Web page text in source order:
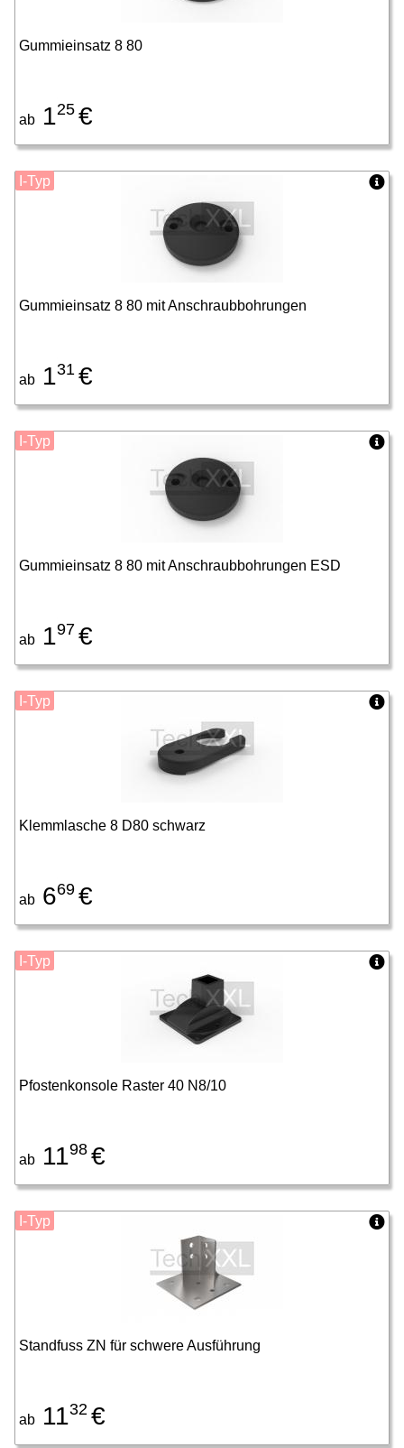
Gummieinsatz 8 80
ab 125 €
Gummieinsatz 8 80 mit Anschraubbohrungen
ab 131 €
I-Typ
Gummieinsatz 8 80 mit Anschraubbohrungen ESD
ab 197 €
I-Typ
Klemmlasche 8 D80 schwarz
ab 669 €
I-Typ
Pfostenkonsole Raster 40 N8/10
ab 1198 €
I-Typ
Standfuss ZN für schwere Ausführung
ab 1132 €
I-Typ